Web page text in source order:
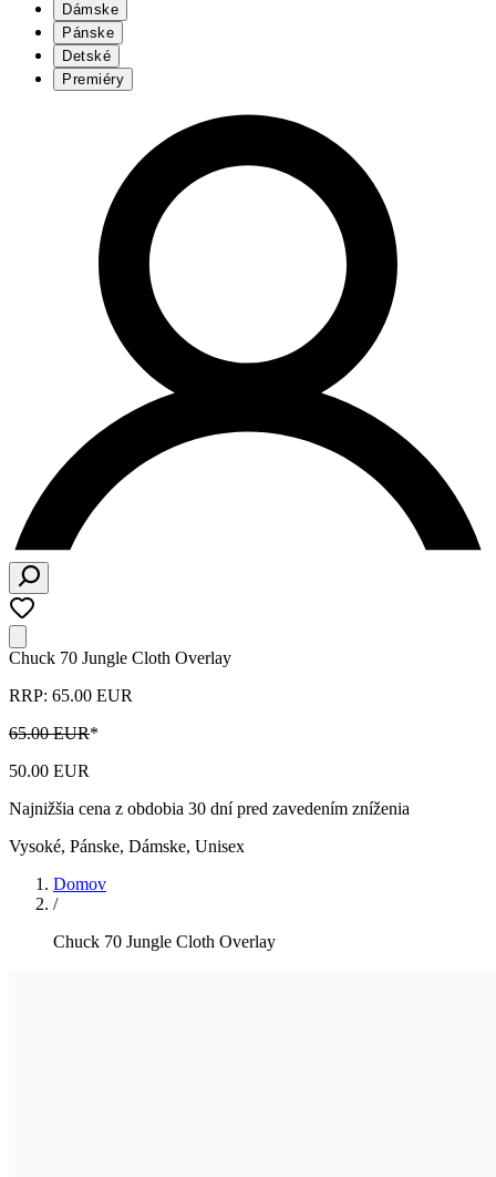
Dámske
Pánske
Detské
Premiéry
Chuck 70 Jungle Cloth Overlay
RRP: 65.00 EUR
65.00 EUR*
50.00 EUR
Najnižšia cena z obdobia 30 dní pred zavedením zníženia
Vysoké, Pánske, Dámske, Unisex
Domov
/
Chuck 70 Jungle Cloth Overlay